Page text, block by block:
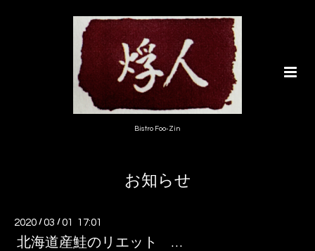
Bistro Foo-Zin
お知らせ
2020 /03 /01 17:01
北海道産鮭のリエット …